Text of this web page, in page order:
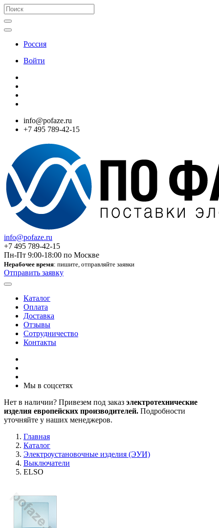
Россия
Войти
info@pofaze.ru
+7 495 789-42-15
info@pofaze.ru
+7 495 789-42-15
Пн-Пт 9:00-18:00 по Москве
Нерабочее время: пишите, отправляйте заявки
Отправить заявку
Каталог
Оплата
Доставка
Отзывы
Сотрудничество
Контакты
Мы в соцсетях
Нет в наличии? Привезем под заказ электротехнические
изделия европейских производителей. Подробности
уточняйте у наших менеджеров.
Главная
Каталог
Электроустановочные изделия (ЭУИ)
Выключатели
ELSO